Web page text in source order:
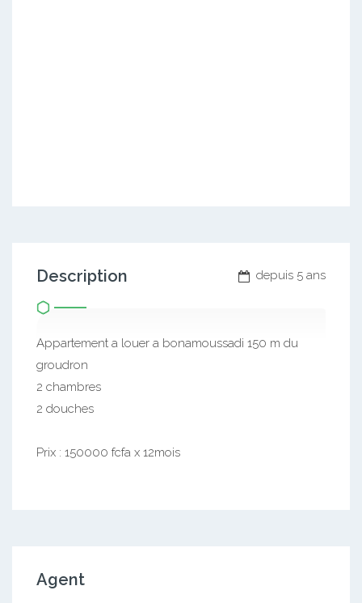
depuis 5 ans
Description
Appartement a louer a bonamoussadi 150 m du
groudron
2 chambres
2 douches
Prix : 150000 fcfa x 12mois
Agent